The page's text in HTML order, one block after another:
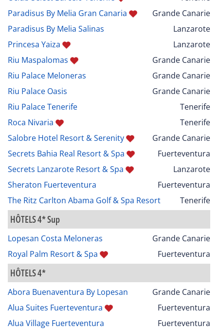
Paradisus By Melia Gran Canaria
Grande Canarie
Paradisus By Melia Salinas
Lanzarote
Princesa Yaiza
Lanzarote
Riu Maspalomas
Grande Canarie
Riu Palace Meloneras
Grande Canarie
Riu Palace Oasis
Grande Canarie
Riu Palace Tenerife
Tenerife
Roca Nivaria
Tenerife
Salobre Hotel Resort & Serenity
Grande Canarie
Secrets Bahia Real Resort & Spa
Fuerteventura
Secrets Lanzarote Resort & Spa
Lanzarote
Sheraton Fuerteventura
Fuerteventura
The Ritz Carlton Abama Golf & Spa Resort
Tenerife
HÔTELS 4* Sup
Lopesan Costa Meloneras
Grande Canarie
Royal Palm Resort & Spa
Fuerteventura
HÔTELS 4*
Abora Buenaventura By Lopesan
Grande Canarie
Alua Suites Fuerteventura
Fuerteventura
Alua Village Fuerteventura
Fuerteventura